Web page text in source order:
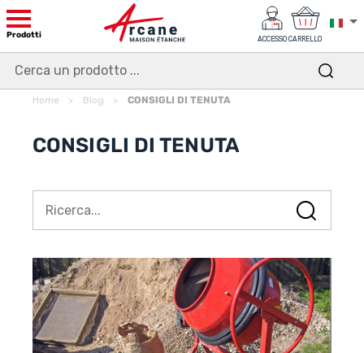
Prodotti ACCESSO CARRELLO
Home Blog CONSIGLI DI TENUTA
CONSIGLI DI TENUTA